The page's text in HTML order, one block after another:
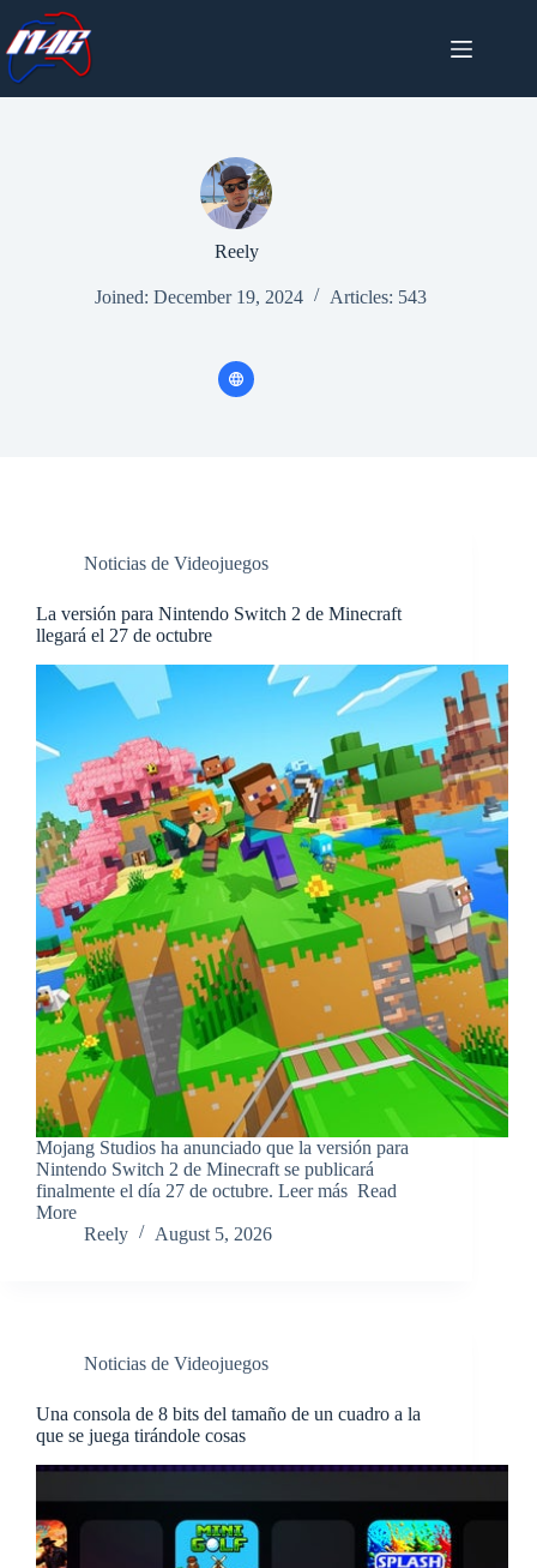
content
Reely
Joined: December 19, 2024 Articles: 543
Noticias de Videojuegos
La versión para Nintendo Switch 2 de Minecraft
llegará el 27 de octubre
​Mojang Studios ha anunciado que la versión para
Nintendo Switch 2 de Minecraft se publicará
finalmente el día 27 de octubre. Leer más ​Read
More
Reely
August 5, 2026
Noticias de Videojuegos
Una consola de 8 bits del tamaño de un cuadro a la
que se juega tirándole cosas